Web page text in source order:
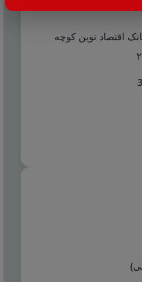
اقتصاد نوین کوچه